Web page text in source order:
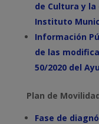
de Cultura y la
Instituto
Información
de las
50/2020 del
Plan de
Fase de